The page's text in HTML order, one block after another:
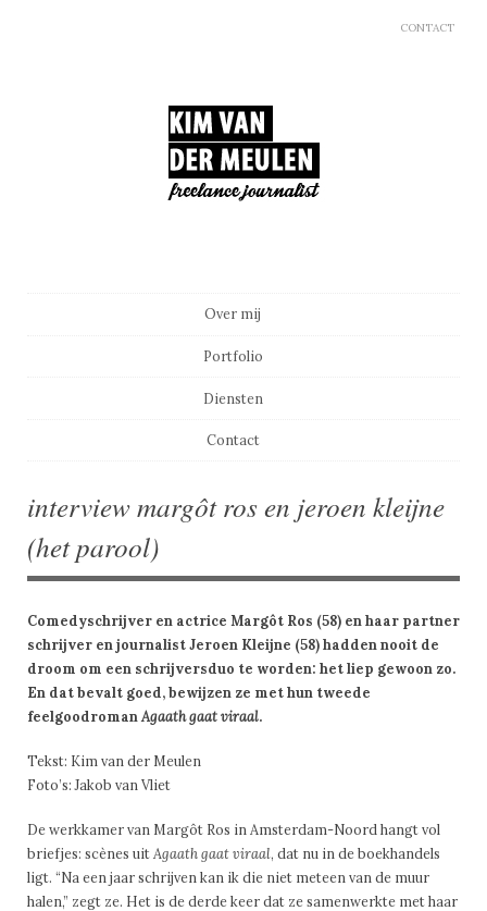
CONTACT
Over mij
Portfolio
Diensten
Contact
interview margôt ros en jeroen kleijne
(het parool)
Comedyschrijver en actrice Margôt Ros (58) en haar partner
schrijver en journalist Jeroen Kleijne (58) hadden nooit de
droom om een schrijversduo te worden: het liep gewoon zo.
En dat bevalt goed, bewijzen ze met hun tweede
feelgoodroman Agaath gaat viraal.
Tekst: Kim van der Meulen
Foto’s: Jakob van Vliet
De werkkamer van Margôt Ros in Amsterdam-Noord hangt vol
briefjes: scènes uitAgaath gaat viraal, dat nu in de boekhandels
ligt. “Na een jaar schrijven kan ik die niet meteen van de muur
halen,” zegt ze. Het is de derde keer dat ze samenwerkte met haar